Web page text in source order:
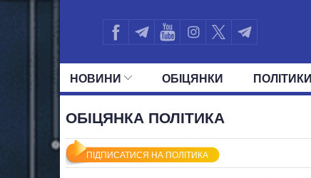
НОВИНИ ОБIЦЯНКИ ПОЛIТИКИ
ОБІЦЯНКА ПОЛІТИКА
ПІДПИСАТИСЯ НА ПОЛІТИКА